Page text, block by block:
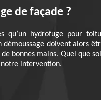
de façade ?
qu’un hydrofuge pour
doivent alors
bonnes mains. Quel que
intervention.